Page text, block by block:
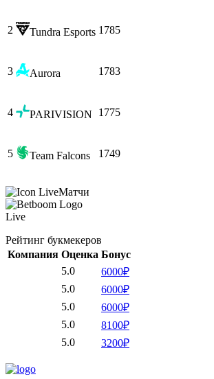
2 Tundra Esports 1785
3 Aurora 1783
4 PARIVISION 1775
5 Team Falcons 1749
Матчи
Live
Рейтинг букмекеров
Компания Оценка Бонус
5.0
6000₽
5.0
6000₽
5.0
6000₽
5.0
8100₽
5.0
3200₽